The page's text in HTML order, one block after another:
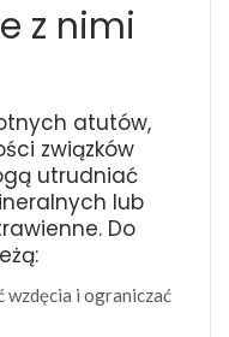
z nimi
atutów,
związków
utrudniać
lub
Do
wzdęcia i ograniczać